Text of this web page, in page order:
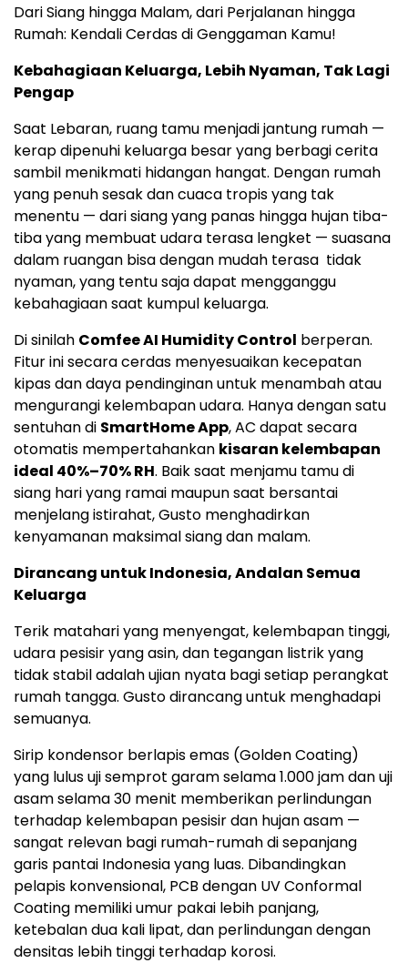
Dari Siang hingga Malam, dari Perjalanan hingga
Rumah: Kendali Cerdas di Genggaman Kamu!
Kebahagiaan Keluarga, Lebih Nyaman, Tak Lagi
Pengap
Saat Lebaran, ruang tamu menjadi jantung rumah —
kerap dipenuhi keluarga besar yang berbagi cerita
sambil menikmati hidangan hangat. Dengan rumah
yang penuh sesak dan cuaca tropis yang tak
menentu — dari siang yang panas hingga hujan tiba-
tiba yang membuat udara terasa lengket — suasana
dalam ruangan bisa dengan mudah terasa tidak
nyaman, yang tentu saja dapat mengganggu
kebahagiaan saat kumpul keluarga.
Di sinilah Comfee AI Humidity Control berperan.
Fitur ini secara cerdas menyesuaikan kecepatan
kipas dan daya pendinginan untuk menambah atau
mengurangi kelembapan udara. Hanya dengan satu
sentuhan di SmartHome App, AC dapat secara
otomatis mempertahankan kisaran kelembapan
ideal 40%–70% RH. Baik saat menjamu tamu di
siang hari yang ramai maupun saat bersantai
menjelang istirahat, Gusto menghadirkan
kenyamanan maksimal siang dan malam.
Dirancang untuk Indonesia, Andalan Semua
Keluarga
Terik matahari yang menyengat, kelembapan tinggi,
udara pesisir yang asin, dan tegangan listrik yang
tidak stabil adalah ujian nyata bagi setiap perangkat
rumah tangga. Gusto dirancang untuk menghadapi
semuanya.
Sirip kondensor berlapis emas (Golden Coating)
yang lulus uji semprot garam selama 1.000 jam dan uji
asam selama 30 menit memberikan perlindungan
terhadap kelembapan pesisir dan hujan asam —
sangat relevan bagi rumah-rumah di sepanjang
garis pantai Indonesia yang luas. Dibandingkan
pelapis konvensional, PCB dengan UV Conformal
Coating memiliki umur pakai lebih panjang,
ketebalan dua kali lipat, dan perlindungan dengan
densitas lebih tinggi terhadap korosi.